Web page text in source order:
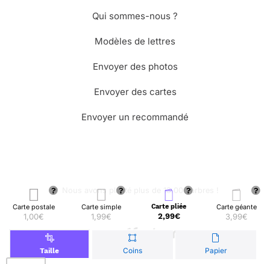
Carte postale
1,00€
Carte simple
1,99€
Carte pliée
2,99€
Carte géante
3,99€
Taille Coins Papier
Qui sommes-nous ?
Modèles de lettres
Envoyer des photos
Envoyer des cartes
Envoyer un recommandé
🌳 Nous avons planté plus de 13.000 arbres !
© Merci Facteur